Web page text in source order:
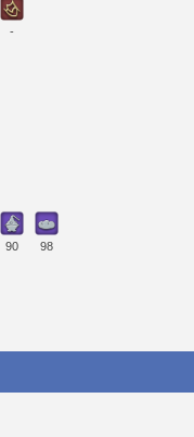
-
90 98